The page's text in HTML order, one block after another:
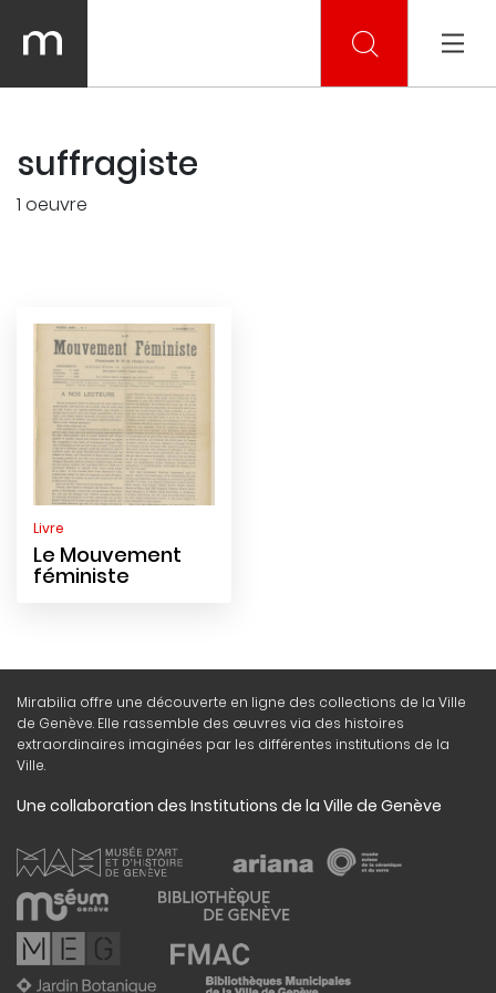
suffragiste
1 oeuvre
Livre
Le Mouvement
féministe
Mirabilia offre une découverte en ligne des collections de la Ville
de Genève. Elle rassemble des œuvres via des histoires
extraordinaires imaginées par les différentes institutions de la
Ville.
Une collaboration des Institutions de la Ville de Genève